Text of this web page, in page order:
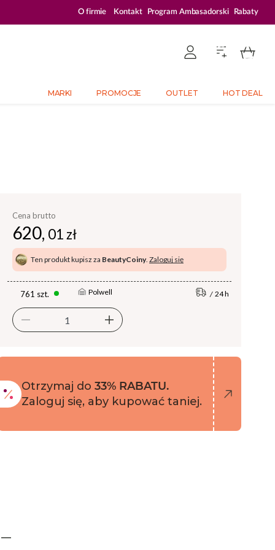
ZALOGUJ SIĘ I KUPUJ TANIEJ – AŻ 33% ZNIŻKI
O firmie Kontakt Program Ambasadorski Rabaty
MARKI PROMOCJE OUTLET HOT DEAL
Cena brutto
620, 01 zł
Ten produkt kupisz za BeautyCoiny. Zaloguj się
761 szt. Polwell 24 h
Otrzymaj do 33% RABATU.
Zaloguj się, aby kupować taniej.